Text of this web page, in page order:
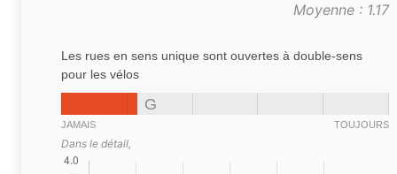
Moyenne : 1.17
Les rues en sens unique sont ouvertes à double-sens
pour les vélos
G
JAMAIS TOUJOURS
Dans le détail,